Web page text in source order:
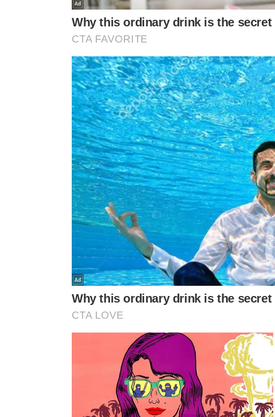
AS VÍTIMAS
Logo após o colapso, equipes de resgate e populares
levadas com urgência para hospitais da região em
oficial sobre a evolução do quadro clínico das crianças e
A festa religiosa, que tradicionalmente celebra o
do acidente e reunia dezenas de famílias da cidade e de
, e moradores relatam clima de comoção e